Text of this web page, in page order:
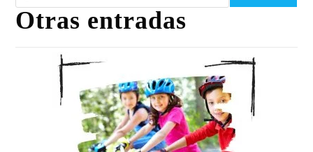
Otras entradas